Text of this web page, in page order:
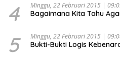
4 Minggu, 22 Februari 2015 |
Bagaimana Kita Tahu
5 Minggu, 22 Februari 2015 |
Bukti-Bukti Logis